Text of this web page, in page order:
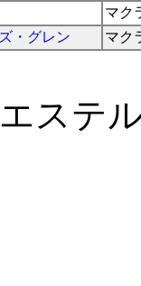
マク
・グレン マク
ステ